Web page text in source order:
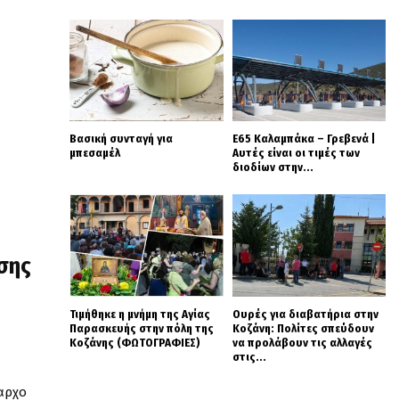
Βασική συνταγή για
μπεσαμέλ
Ε65 Καλαμπάκα – Γρεβενά |
Αυτές είναι οι τιμές των
διοδίων στην...
Τιμήθηκε η μνήμη της Αγίας
Παρασκευής στην πόλη της
Κοζάνης (ΦΩΤΟΓΡΑΦΙΕΣ)
Ουρές για διαβατήρια στην
Κοζάνη: Πολίτες σπεύδουν
να προλάβουν τις αλλαγές
στις...